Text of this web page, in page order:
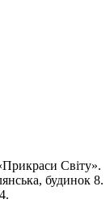
Світу».
будинок 8.